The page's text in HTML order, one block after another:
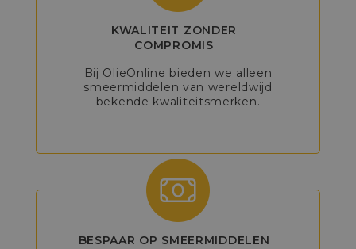
KWALITEIT ZONDER
COMPROMIS
Bij OlieOnline bieden we alleen
smeermiddelen van wereldwijd
bekende kwaliteitsmerken.
BESPAAR OP SMEERMIDDELEN